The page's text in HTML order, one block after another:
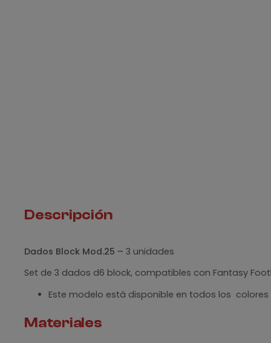
Descripción
Dados Block Mod.25 – 3 unidades
Set de 3 dados d6 block, compatibles con Fantasy
Este modelo está disponible en todos los
Materiales